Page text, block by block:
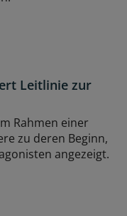
Leitlinie zur
Rahmen einer
zu deren Beginn,
angezeigt.